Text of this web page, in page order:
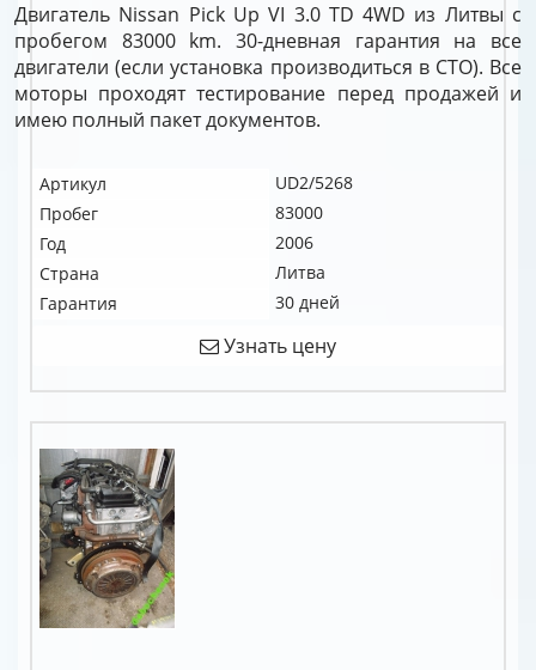
Двигатель Nissan Pick Up VI 3.0 TD 4WD из Литвы с
пробегом 83000 km. 30-дневная гарантия на все
двигатели (если установка производиться в СТО). Все
моторы проходят тестирование перед продажей и
имею полный пакет документов.
Артикул
UD2/5268
Пробег
83000
Год
2006
Страна
Литва
Гарантия
30 дней
Узнать цену